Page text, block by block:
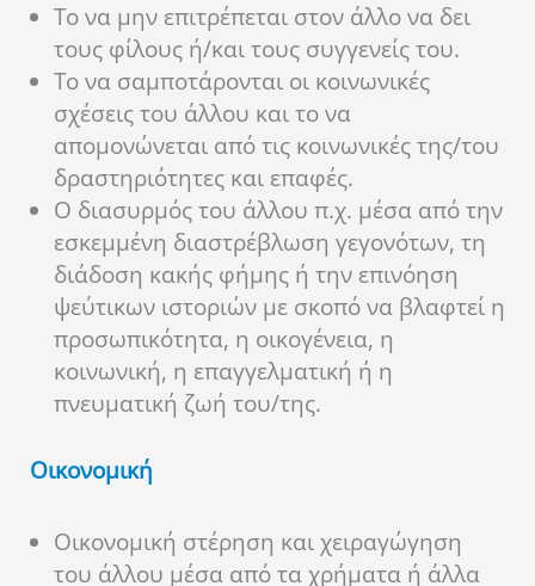
Το να μην επιτρέπεται στον άλλο να δει
τους φίλους ή/και τους συγγενείς του.
Το να σαμποτάρονται οι κοινωνικές
σχέσεις του άλλου και το να
απομονώνεται από τις κοινωνικές της/του
δραστηριότητες και επαφές.
Ο διασυρμός του άλλου π.χ. μέσα από την
εσκεμμένη διαστρέβλωση γεγονότων, τη
διάδοση κακής φήμης ή την επινόηση
ψεύτικων ιστοριών με σκοπό να βλαφτεί η
προσωπικότητα, η οικογένεια, η
κοινωνική, η επαγγελματική ή η
πνευματική ζωή του/της.
Οικονομική
Oικονομική στέρηση και χειραγώγηση
του άλλου μέσα από τα χρήματα ή άλλα